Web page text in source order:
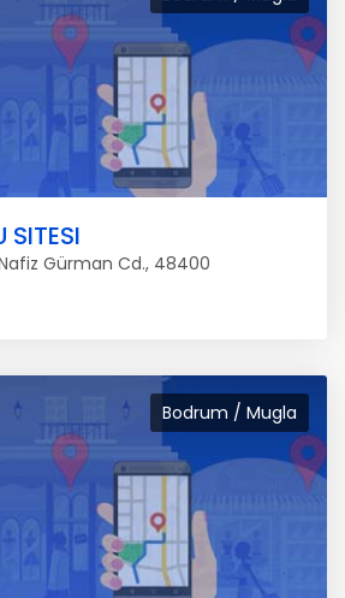
SITESI
Gürman Cd., 48400
Bodrum / Mugla